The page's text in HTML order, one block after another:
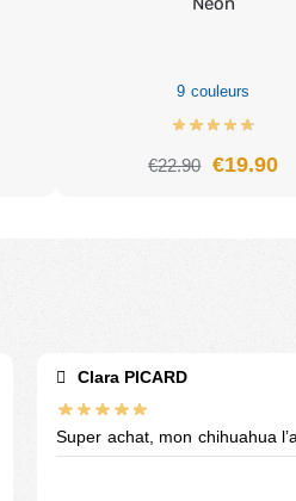
9 couleurs
€22.90 €19.90
Clara PICARD
Super achat, mon chihuahua